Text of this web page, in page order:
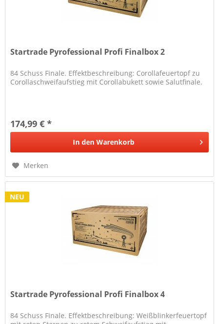
Startrade Pyrofessional Profi Finalbox 2
84 Schuss Finale. Effektbeschreibung: Corollafeuertopf zu
Corollaschweifaufstieg mit Corollabukett sowie Salutfinale.
174,99 € *
In den Warenkorb
Merken
NEU
Startrade Pyrofessional Profi Finalbox 4
84 Schuss Finale. Effektbeschreibung: Weißblinkerfeuertopf